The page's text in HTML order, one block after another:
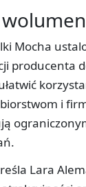
Mocha
producenta
i
Lara